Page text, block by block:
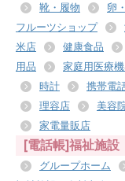
靴・履物
卵
フルーツショップ
米店
健康食品
用品
家庭用医療
時計
携帯電
理容店
美容
家電量販店
[電話帳]福祉施設
グループホーム